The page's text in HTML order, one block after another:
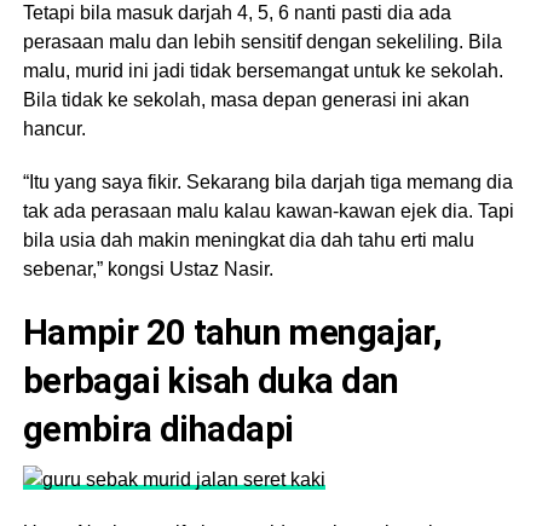
Tetapi bila masuk darjah 4, 5, 6 nanti pasti dia ada
perasaan malu dan lebih sensitif dengan sekeliling. Bila
malu, murid ini jadi tidak bersemangat untuk ke sekolah.
Bila tidak ke sekolah, masa depan generasi ini akan
hancur.
“Itu yang saya fikir. Sekarang bila darjah tiga memang dia
tak ada perasaan malu kalau kawan-kawan ejek dia. Tapi
bila usia dah makin meningkat dia dah tahu erti malu
sebenar,” kongsi Ustaz Nasir.
Hampir 20 tahun mengajar,
berbagai kisah duka dan
gembira dihadapi